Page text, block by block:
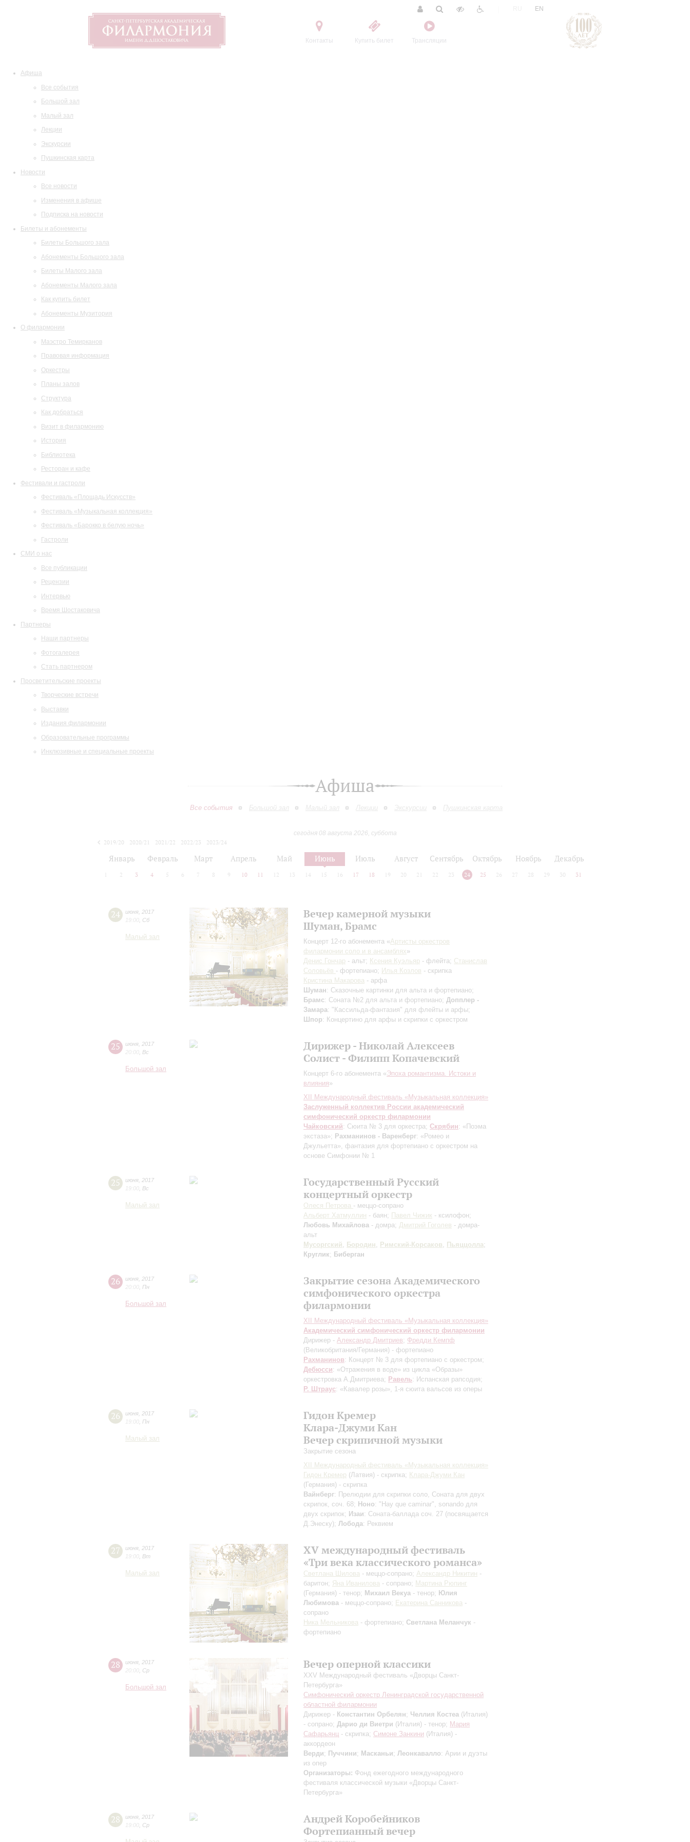
Контакты Купить билет Трансляции
EN
Афиша
Все события
Большой зал
Малый зал
Лекции
Экскурсии
Пушкинская карта
Новости
Все новости
Изменения в афише
Подписка на новости
Билеты и абонементы
Билеты Большого зала
Абонементы Большого зала
Билеты Малого зала
Абонементы Малого зала
Как купить билет
Абонементы Музитория
О филармонии
Маэстро Темирканов
Правовая информация
Оркестры
Планы залов
Структура
Как добраться
Визит в филармонию
История
Библиотека
Ресторан и кафе
Фестивали и гастроли
Фестиваль «Площадь Искусств»
Фестиваль «Музыкальная коллекция»
Фестиваль «Барокко в белую ночь»
Гастроли
СМИ о нас
Все публикации
Рецензии
Интервью
Время Шостаковича
Партнеры
Наши партнеры
Фотогалерея
Стать партнером
Просветительские проекты
Творческие встречи
Выставки
Издания филармонии
Образовательные программы
Инклюзивные и специальные проекты
Афиша
Все события Большой зал Малый зал Лекции Экскурсии Пушкинская карта
сегодня 08 августа 2026, суббота
2019/20
2020/21 2021/22 2022/23
2023/24
Январь Февраль Март Апрель Май Июнь Июль Август Сентябрь Октябрь Ноябрь Декабрь
2 3 4 5 6 7 8 9 10 11 12 13 14 15 16 17 18 19 20 21 22 23 24 25 26 27 28 29 30 31
24 июня 2017
19:00 Сб
Малый зал
Вечер камерной музыки
Шуман, Брамс
Концерт 12-го абонемента «Артисты оркестров
филармонии соло и в ансамблях»
Денис Гончар - альт; Ксения Куэльяр - флейта; Станислав
Соловьёв - фортепиано; Илья Козлов - скрипка
Кристина Макарова - арфа
Шуман: Сказочные картинки для альта и фортепиано;
Брамс: Соната №2 для альта и фортепиано; Допплер -
Замара: "Кассильда-фантазия" для флейты и арфы;
Шпор: Концертино для арфы и скрипки с оркестром
25 июня 2017
20:00 Вс
Большой зал
Дирижер - Николай Алексеев
Солист - Филипп Копачевский
Концерт 6-го абонемента «Эпоха романтизма. Истоки и
влияния»
XII Международный фестиваль «Музыкальная коллекция»
Заслуженный коллектив России академический
симфонический оркестр филармонии
Чайковский: Сюита № 3 для оркестра; Скрябин: «Поэма
экстаза»; Рахманинов - Варенберг: «Ромео и
Джульетта», фантазия для фортепиано с оркестром на
основе Симфонии № 1
25 июня 2017
19:00 Вс
Малый зал
Государственный Русский
концертный оркестр
Олеся Петрова - меццо-сопрано
Альберт Хатмуллин - баян; Павел Чижик - ксилофон;
Любовь Михайлова - домра; Дмитрий Гоголев - домра-
альт
Мусоргский, Бородин, Римский-Корсаков, Пьяццолла;
Круглик; Биберган
26 июня 2017
20:00 Пн
Большой зал
Закрытие сезона Академического
симфонического оркестра
филармонии
XII Международный фестиваль «Музыкальная коллекция»
Академический симфонический оркестр филармонии
Дирижер - Александр Дмитриев; Фредди Кемпф
(Великобритания/Германия) - фортепиано
Рахманинов: Концерт № 3 для фортепиано с оркестром;
Дебюсси: «Отражения в воде» из цикла «Образы»
оркестровка А.Дмитриева; Равель: Испанская рапсодия;
Р. Штраус: «Кавалер розы», 1-я сюита вальсов из оперы
26 июня 2017
19:00 Пн
Малый зал
Гидон Кремер
Клара-Джуми Кан
Вечер скрипичной музыки
Закрытие сезона
XII Международный фестиваль «Музыкальная коллекция»
Гидон Кремер (Латвия) - скрипка; Клара-Джуми Кан
(Германия) - скрипка
Вайнберг: Прелюдии для скрипки соло, Соната для двух
скрипок, соч. 68; Ноно: "Hay que caminar", sonando для
двух скрипок; Изаи: Соната-баллада соч. 27 (посвящается
Д.Энеску); Лобода: Реквием
27 июня 2017
19:00 Вт
Малый зал
XV международный фестиваль
«Три века классического романса»
Светлана Шилова - меццо-сопрано; Александр Никитин -
баритон; Яна Иванилова - сопрано; Мартина Рюпинг
(Германия) - тенор; Михаил Векуа - тенор; Юлия
Любимова - меццо-сопрано; Екатерина Санникова -
сопрано
Ника Мельникова - фортепиано; Светлана Меланчук -
фортепиано
28 июня 2017
20:00 Ср
Большой зал
Вечер оперной классики
XXV Международный фестиваль «Дворцы Санкт-
Петербурга»
Симфонический оркестр Ленинградской государственной
областной филармонии
Дирижер - Константин Орбелян; Челлия Костеа (Италия)
- сопрано; Дарио ди Виетри (Италия) - тенор; Мария
Сафарьянц - скрипка; Симоне Занкини (Италия) -
аккордеон
Верди; Пуччини; Масканьи; Леонкавалло: Арии и дуэты
из опер
Организаторы: Фонд ежегодного международного
фестиваля классической музыки «Дворцы Санкт-
Петербурга»
28 июня 2017
19:00 Ср
Андрей Коробейников
Фортепианный вечер